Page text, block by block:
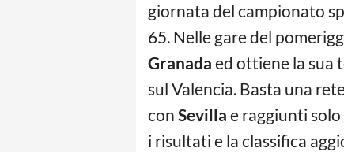
giornata del campionato
65. Nelle gare del
Granada ed ottiene la sua
sul Valencia. Basta una
con Sevilla e raggiunti solo
i risultati e la classifica